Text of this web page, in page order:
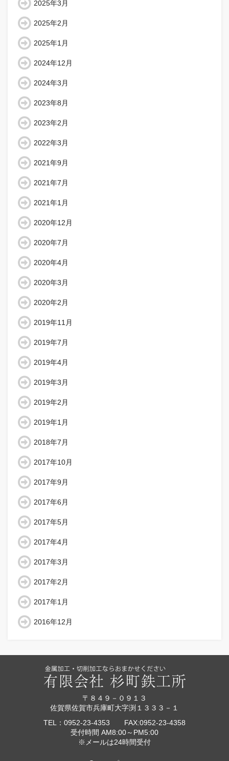
2025年3月
2025年2月
2025年1月
2024年12月
2024年3月
2023年8月
2023年2月
2022年3月
2021年9月
2021年7月
2021年1月
2020年12月
2020年7月
2020年4月
2020年3月
2020年2月
2019年11月
2019年7月
2019年4月
2019年3月
2019年2月
2019年1月
2018年7月
2017年10月
2017年9月
2017年6月
2017年5月
2017年4月
2017年3月
2017年2月
2017年1月
2016年12月
〒８４９－０９１３
佐賀県佐賀市兵庫町大字渕１３３３－１
TEL：0952-23-4353 FAX:0952-23-4358
受付時間 AM8:00～PM5:00
※メールは24時間受付